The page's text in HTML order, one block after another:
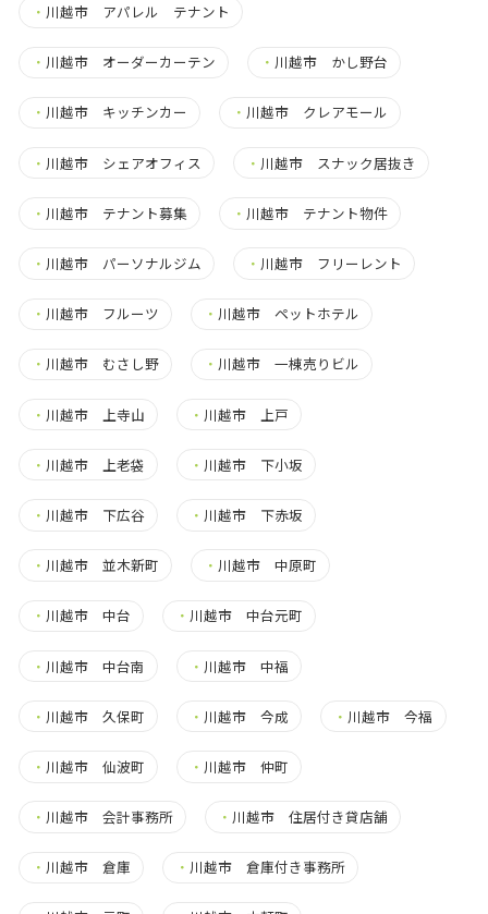
・ 川越市 アパレル テナント
・ 川越市 オーダーカーテン ・ 川越市 かし野台
・ 川越市 キッチンカー ・ 川越市 クレアモール
・ 川越市 シェアオフィス ・ 川越市 スナック居抜き
・ 川越市 テナント募集 ・ 川越市 テナント物件
・ 川越市 パーソナルジム ・ 川越市 フリーレント
・ 川越市 フルーツ ・ 川越市 ペットホテル
・ 川越市 むさし野 ・ 川越市 一棟売りビル
・ 川越市 上寺山 ・ 川越市 上戸
・ 川越市 上老袋 ・ 川越市 下小坂
・ 川越市 下広谷 ・ 川越市 下赤坂
・ 川越市 並木新町 ・ 川越市 中原町
・ 川越市 中台 ・ 川越市 中台元町
・ 川越市 中台南 ・ 川越市 中福
・ 川越市 久保町 ・ 川越市 今成 ・ 川越市 今福
・ 川越市 仙波町 ・ 川越市 仲町
・ 川越市 会計事務所 ・ 川越市 住居付き貸店舗
・ 川越市 倉庫 ・ 川越市 倉庫付き事務所